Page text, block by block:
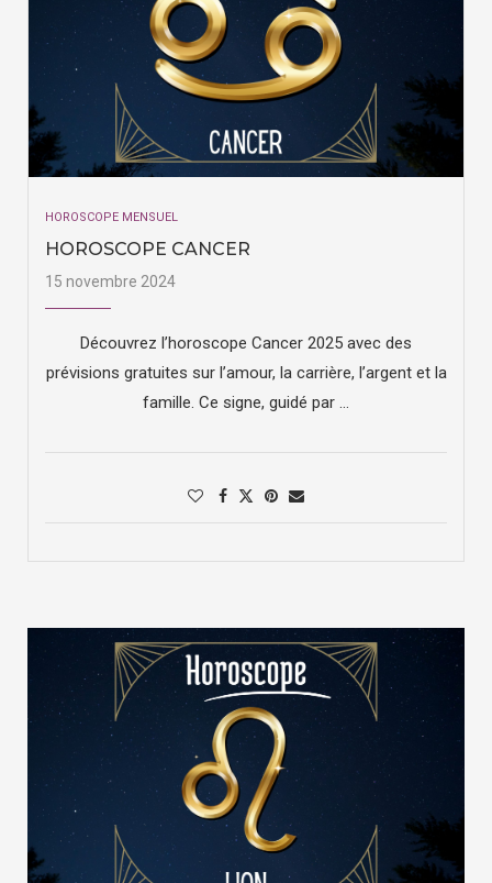
HOROSCOPE MENSUEL
HOROSCOPE CANCER
15 novembre 2024
Découvrez l’horoscope Cancer 2025 avec des
prévisions gratuites sur l’amour, la carrière, l’argent et la
famille. Ce signe, guidé par …